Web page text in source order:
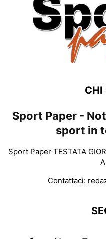
CHI
Sport Paper -
sport in
Sport Paper TESTATA
Contattaci: